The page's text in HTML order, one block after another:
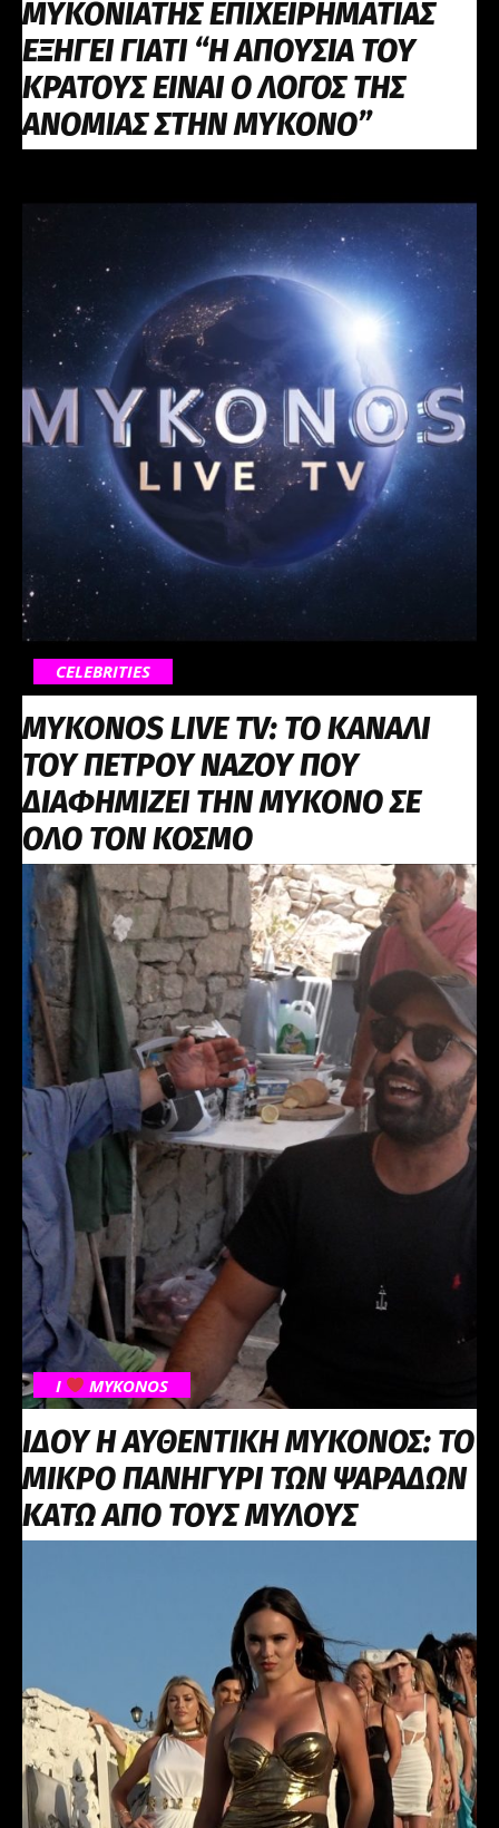
ΜΥΚΟΝΙΑΤΗΣ ΕΠΙΧΕΙΡΗΜΑΤΙΑΣ
ΕΞΗΓΕΙ ΓΙΑΤΙ “Η ΑΠΟΥΣΙΑ ΤΟΥ
ΚΡΑΤΟΥΣ ΕΙΝΑΙ Ο ΛΟΓΟΣ ΤΗΣ
ΑΝΟΜΙΑΣ ΣΤΗΝ ΜΥΚΟΝΟ”
CELEBRITIES
MYKONOS LIVE TV: ΤΟ ΚΑΝΑΛΙ
ΤΟΥ ΠΕΤΡΟΥ ΝΑΖΟΥ ΠΟΥ
ΔΙΑΦΗΜΙΖΕΙ ΤΗΝ ΜΥΚΟΝΟ ΣΕ
ΟΛΟ ΤΟΝ ΚΟΣΜΟ
I MYKONOS
ΙΔΟΥ Η ΑΥΘΕΝΤΙΚΗ ΜΥΚΟΝΟΣ: ΤΟ
ΜΙΚΡΟ ΠΑΝΗΓΥΡΙ ΤΩΝ ΨΑΡΑΔΩΝ
ΚΑΤΩ ΑΠΟ ΤΟΥΣ ΜΥΛΟΥΣ